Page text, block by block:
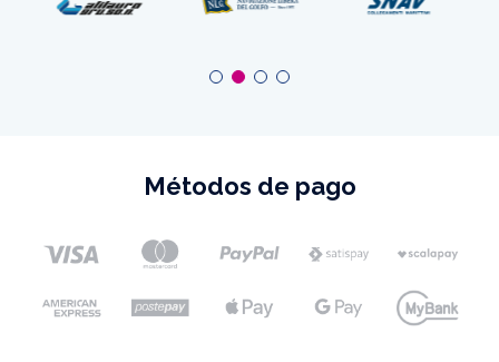
Métodos de pago